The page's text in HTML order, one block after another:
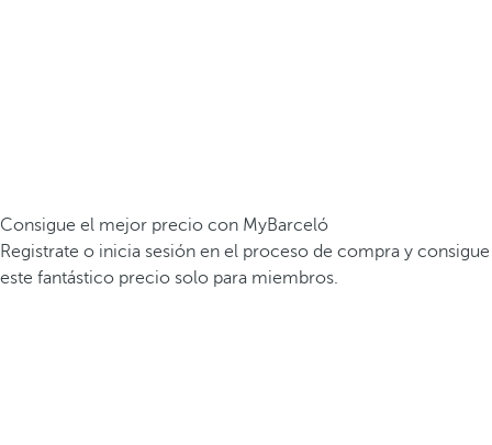
Consigue el mejor precio con MyBarceló
Registrate o inicia sesión en el proceso de compra y consigue
este fantástico precio solo para miembros.